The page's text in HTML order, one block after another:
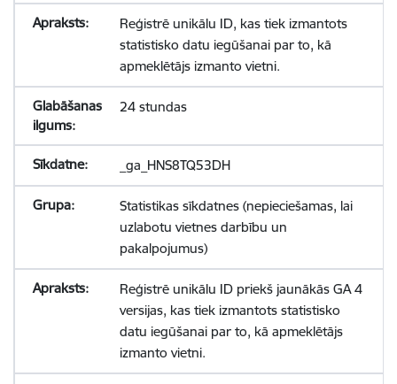
Reģistrē unikālu ID, kas tiek izmantots
statistisko datu iegūšanai par to, kā
apmeklētājs izmanto vietni.
24 stundas
_ga_HNS8TQ53DH
Statistikas sīkdatnes (nepieciešamas, lai
uzlabotu vietnes darbību un
pakalpojumus)
Reģistrē unikālu ID priekš jaunākās GA 4
versijas, kas tiek izmantots statistisko
datu iegūšanai par to, kā apmeklētājs
izmanto vietni.